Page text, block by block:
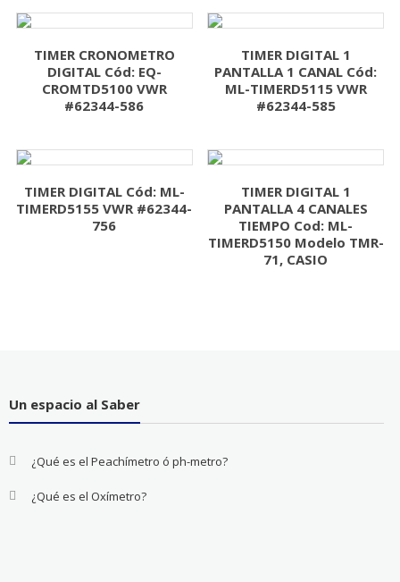
TIMER CRONOMETRO
DIGITAL Cód: EQ-
CROMTD5100 VWR
#62344-586
TIMER DIGITAL 1
PANTALLA 1 CANAL Cód:
ML-TIMERD5115 VWR
#62344-585
TIMER DIGITAL Cód: ML-
TIMERD5155 VWR #62344-
756
TIMER DIGITAL 1
PANTALLA 4 CANALES
TIEMPO Cod: ML-
TIMERD5150 Modelo TMR-
71, CASIO
Un espacio al Saber
¿Qué es el Peachímetro ó ph-metro?
¿Qué es el Oxímetro?